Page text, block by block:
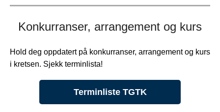
Konkurranser, arrangement og kurs
Hold deg oppdatert på konkurranser, arrangement og kurs
i kretsen. Sjekk terminlista!
Terminliste TGTK